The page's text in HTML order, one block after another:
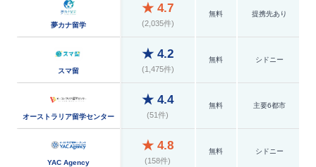
夢カナ留学
★ 4.7
(2,035件)
無料 提携先あり
スマ留
★ 4.2
(1,475件)
無料 シドニー
オーストラリア留学センター
★ 4.4
(51件)
無料 主要6都市
YAC Agency
★ 4.8
(158件)
無料 シドニー